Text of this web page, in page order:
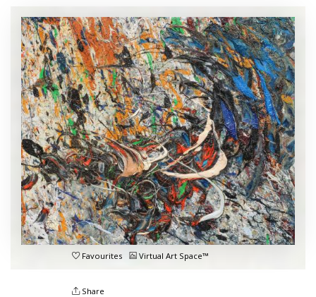
Favourites Virtual Art Space™
Share